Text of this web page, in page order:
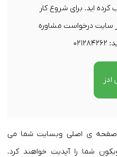
کرده اید. برای شروع کار
سایت درخواست مشاوره
صفحه ی اصلی وبسایت شما می
شما را آپدیت خواهند کرد.